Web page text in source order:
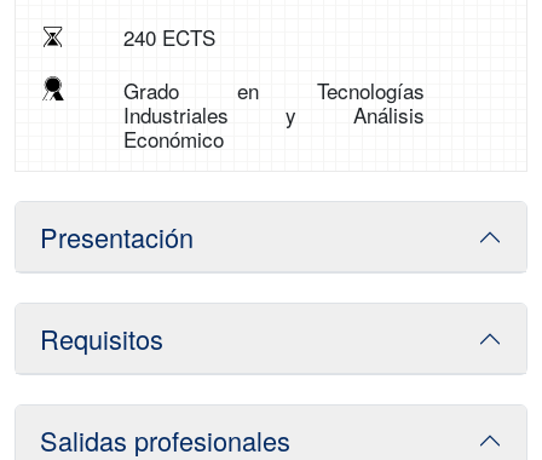
240 ECTS
Grado en Tecnologías
Industriales y Análisis
Económico
Presentación
Requisitos
Salidas profesionales